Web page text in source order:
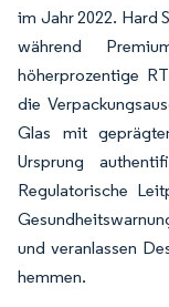
im Jahr 2022. Hard
während
höherprozentige
die
Glas mit
Ursprung
Regulatorische
und veranlassen
hemmen.